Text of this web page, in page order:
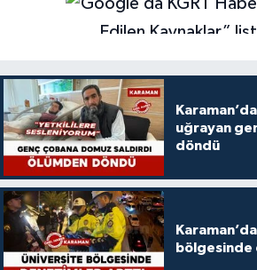
uğrayan
döndü
bölgesinde